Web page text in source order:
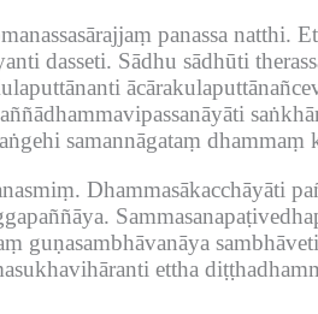
panassa natthi.
dasseti. Sādhu sādhūti
samannāgataṃ dhammaṃ
Dhammasākacchāyāti
guṇasambhāvanāya
ettha